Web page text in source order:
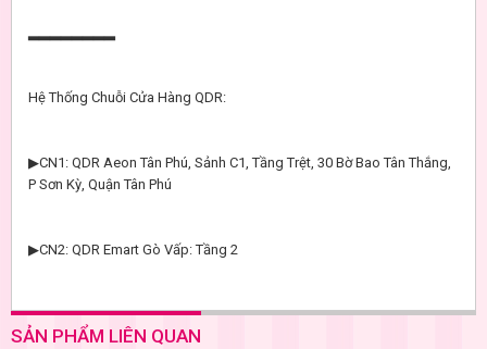
▂▂▂▂▂▂▂▂
Hệ Thống Chuỗi Cửa Hàng QDR:
▶CN1: QDR Aeon Tân Phú, Sảnh C1, Tầng Trệt, 30 Bờ Bao Tân Thắng,
P Sơn Kỳ, Quận Tân Phú
▶CN2: QDR Emart Gò Vấp: Tầng 2
SẢN PHẨM LIÊN QUAN